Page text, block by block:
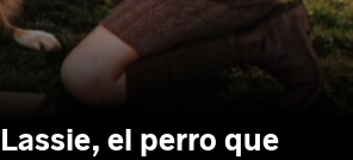
el perro que